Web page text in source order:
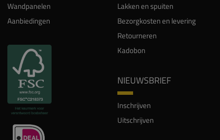
Wandpanelen
Aanbiedingen
Lakken en spuiten
Bezorgkosten en levering
Retourneren
Kadobon
NIEUWSBRIEF
Inschrijven
Uitschrijven